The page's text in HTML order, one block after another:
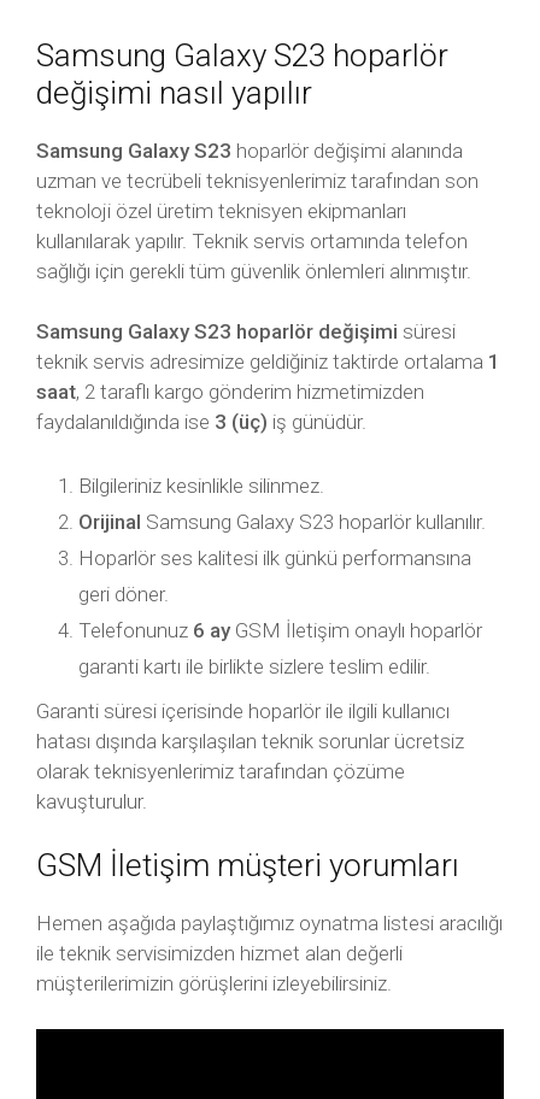
Samsung Galaxy S23 hoparlör
değişimi nasıl yapılır
Samsung Galaxy S23 hoparlör değişimi alanında
uzman ve tecrübeli teknisyenlerimiz tarafından son
teknoloji özel üretim teknisyen ekipmanları
kullanılarak yapılır. Teknik servis ortamında telefon
sağlığı için gerekli tüm güvenlik önlemleri alınmıştır.
Samsung Galaxy S23 hoparlör değişimi süresi
teknik servis adresimize geldiğiniz taktirde ortalama 1
saat, 2 taraflı kargo gönderim hizmetimizden
faydalanıldığında ise 3 (üç) iş günüdür.
Bilgileriniz kesinlikle silinmez.
Orijinal Samsung Galaxy S23 hoparlör kullanılır.
Hoparlör ses kalitesi ilk günkü performansına
geri döner.
Telefonunuz 6 ayGSM İletişim onaylı hoparlör
garanti kartı ile birlikte sizlere teslim edilir.
Garanti süresi içerisinde hoparlör ile ilgili kullanıcı
hatası dışında karşılaşılan teknik sorunlar ücretsiz
olarak teknisyenlerimiz tarafından çözüme
kavuşturulur.
GSM İletişim müşteri yorumları
Hemen aşağıda paylaştığımız oynatma listesi aracılığı
ile teknik servisimizden hizmet alan değerli
müşterilerimizin görüşlerini izleyebilirsiniz.